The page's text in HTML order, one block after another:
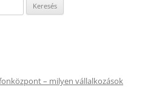
– milyen vállalkozások